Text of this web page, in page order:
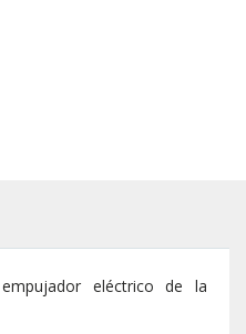
eléctrico de la